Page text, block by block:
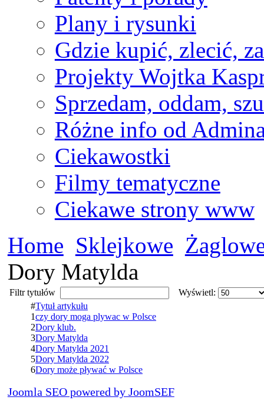
Plany i rysunki
Gdzie kupić, zlecić,
Projekty Wojtka
Sprzedam, oddam,
Różne info od
Ciekawostki
Filmy tematyczne
Ciekawe strony www
Home Sklejkowe
Dory Matylda
Filtr tytułów
Wyświetl:
#Tytuł artykułu
1czy dory moga plywac w Polsce
2Dory klub.
3Dory Matylda
4Dory Matylda 2021
5Dory Matylda 2022
6Dory może pływać w Polsce
Joomla SEO powered by JoomSEF